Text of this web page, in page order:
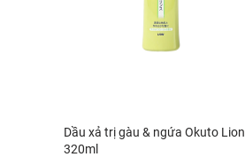
Dầu xả trị gàu & ngứa Okuto Lion
320ml